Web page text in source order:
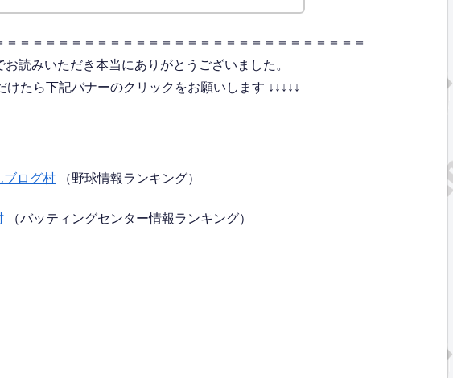
＝＝＝＝＝＝＝＝＝＝＝＝＝＝＝＝＝＝＝＝＝＝＝＝＝＝＝
読みいただき本当にありがとうございました。
けたら下記バナーのクリックをお願いします ↓↓↓↓↓
ブログ村 （野球情報ランキング）
（バッティングセンター情報ランキング）